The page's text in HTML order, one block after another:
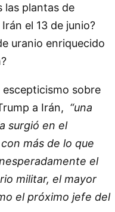
las plantas de
el 13 de junio?
uranio enriquecido
sobre
a Irán, “una
surgió en el
más de lo que
el
militar, el mayor
el próximo jefe del